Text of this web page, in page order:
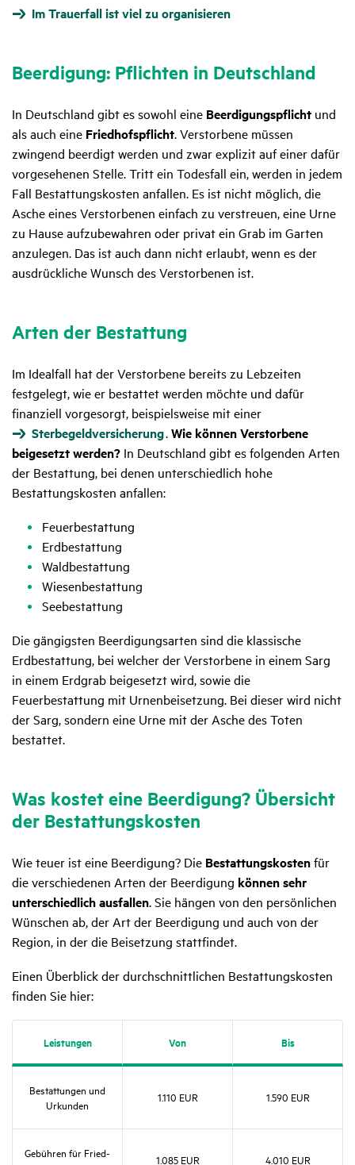
Im Trauerfall ist viel zu organisieren
Beer­di­gung: Pflichten in Deutsch­land
In Deutschland gibt es sowohl eine Beerdigungspflicht und
als auch eine Friedhofspflicht. Verstorbene müssen
zwingend beerdigt werden und zwar explizit auf einer dafür
vorgesehenen Stelle. Tritt ein Todesfall ein, werden in jedem
Fall Bestattungskosten anfallen. Es ist nicht möglich, die
Asche eines Verstorbenen einfach zu verstreuen, eine Urne
zu Hause aufzubewahren oder privat ein Grab im Garten
anzulegen. Das ist auch dann nicht erlaubt, wenn es der
ausdrückliche Wunsch des Verstorbenen ist.
Arten der Bestat­tung
Im Idealfall hat der Verstorbene bereits zu Lebzeiten
festgelegt, wie er bestattet werden möchte und dafür
finanziell vorgesorgt, beispielsweise mit einer
Sterbegeldversicherung.Wie können Verstorbene
beigesetzt werden? In Deutschland gibt es folgenden Arten
der Bestattung, bei denen unterschiedlich hohe
Bestattungskosten anfallen:
Feuerbestattung
Erdbestattung
Waldbestattung
Wiesenbestattung
Seebestattung
Die gängigsten Beerdigungsarten sind die klassische
Erdbestattung, bei welcher der Verstorbene in einem Sarg
in einem Erdgrab beigesetzt wird, sowie die
Feuerbestattung mit Urnenbeisetzung. Bei dieser wird nicht
der Sarg, sondern eine Urne mit der Asche des Toten
bestattet.
Was kostet eine Beer­di­gung? Über­sicht
der Bestat­tungs­kosten
Wie teuer ist eine Beerdigung? Die Bestattungskostenfür
die verschiedenen Arten der Beerdigung können sehr
unterschiedlich ausfallen. Sie hängen von den persönlichen
Wünschen ab, der Art der Beerdigung und auch von der
Region, in der die Beisetzung stattfindet.
Einen Überblick der durchschnittlichen Bestattungskosten
finden Sie hier:
Leis­tungen Von Bis
Bestat­tungen und
Urkunden
1.110 EUR 1.590 EUR
Gebühren für Fried­
1.085 EUR 4.010 EUR